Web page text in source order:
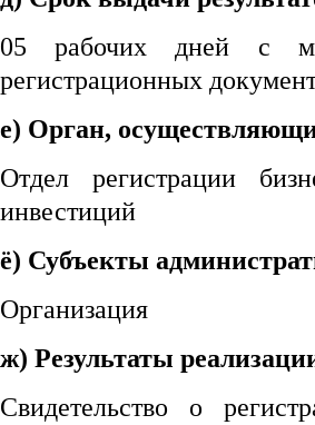
05 рабочих дней с
регистрационных
е) Орган,
Отдел регистрации
инвестиций
ё) Субъекты
Организация
ж) Результаты
Свидетельство о